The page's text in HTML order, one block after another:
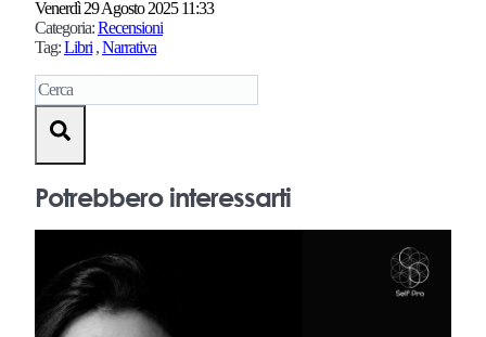
Venerdì 29 Agosto 2025 11:33
Categoria:Recensioni
Tag:Libri ,Narrativa
Potrebbero interessarti